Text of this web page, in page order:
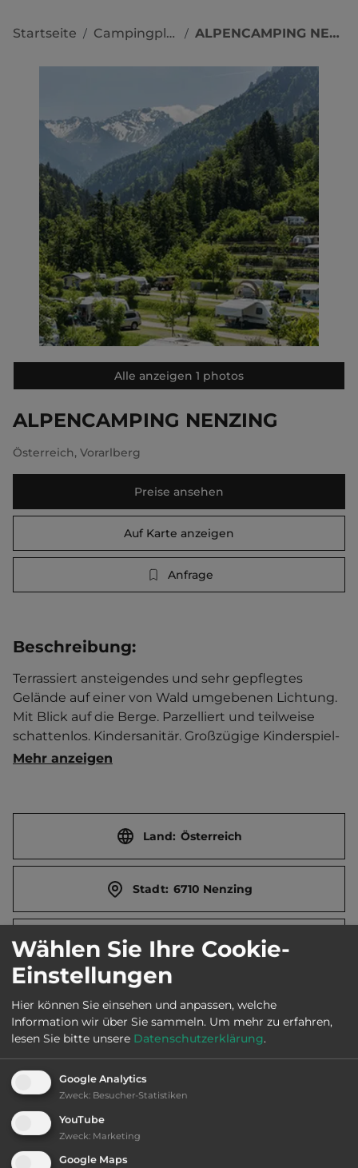
Startseite / Campingplätze / ALPENCAMPING NENZING
Alle anzeigen 1 photos
ALPENCAMPING NENZING
Österreich, Vorarlberg
Preise ansehen
Auf Karte anzeigen
Anfrage
Beschreibung:
Terrassiert ansteigendes und sehr gepflegtes
Gelände auf einer von Wald umgebenen Lichtung.
Mit Blick auf die Berge. Parzelliert und teilweise
schattenlos. Kindersanitär. Großzügige Kinderspiel-
und Sportmöglichkeiten. Zentrale Gasversorgung.
Wellnessbereich. Massagen. Sauna-Oase.
Relaxgalerie. Panoramadachterrasse. Luxuriöse
Natur-Schwimmbad. Brötchen-Service.
Ferienwohnung.  Ort 1 km entfernt.
Touristen-/Dauerstellplätze 162/0. Mittagsruhe 12.30-
13.30 Uhr.
Mehr anzeigen
Land: Österreich
Stadt: 6710 Nenzing
Straße: Garfrenga 1
Webseite: www.alpencamping.at
Fläche: 30.000
Öffnungszeiten:
Wählen Sie Ihre Cookie-
Einstellungen
Hier können Sie einsehen und anpassen, welche
Information wir über Sie sammeln. Um mehr zu erfahren,
lesen Sie bitte unsere Datenschutzerklärung.
Google Analytics
Zweck: Besucher-Statistiken
YouTube
Zweck: Marketing
Google Maps